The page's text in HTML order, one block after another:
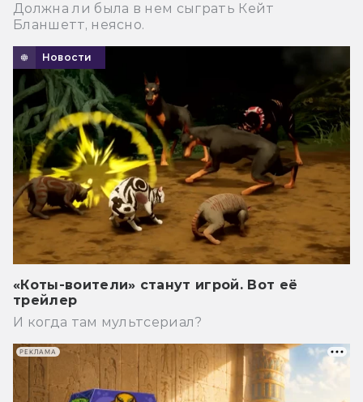
Должна ли была в нем сыграть Кейт
Бланшетт, неясно.
Новости
«Коты-воители» станут игрой. Вот её
трейлер
И когда там мультсериал?
РЕКЛАМА